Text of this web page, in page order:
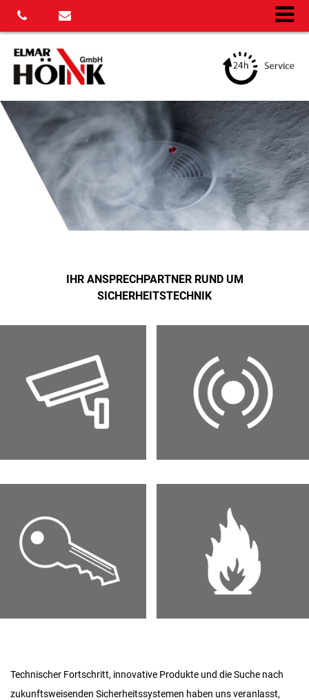
IHR ANSPRECHPARTNER RUND UM
SICHERHEITSTECHNIK
Technischer Fortschritt, innovative Produkte und die Suche nach
zukunftsweisenden Sicherheitssystemen haben uns veranlasst,